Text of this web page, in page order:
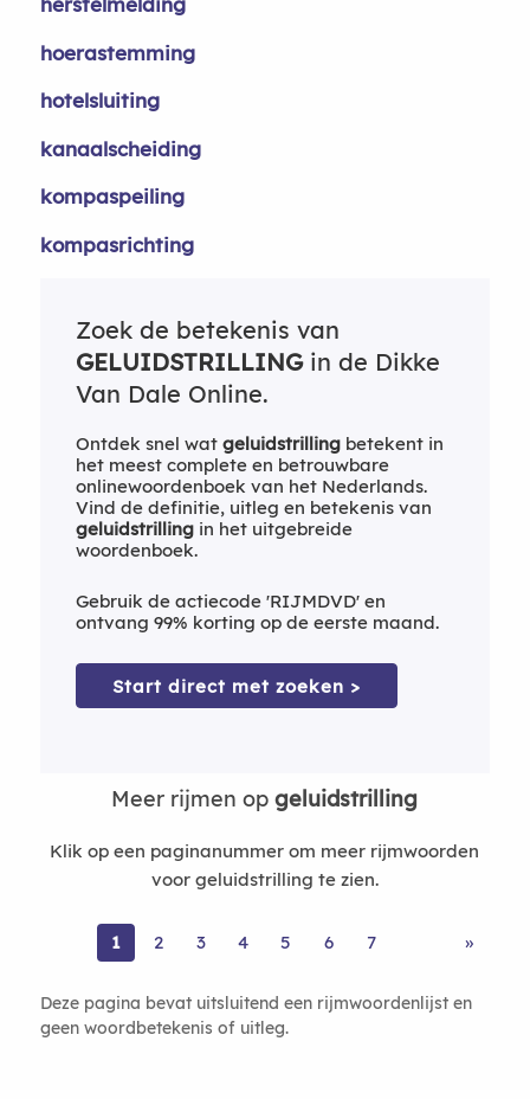
hoerastemming
hotelsluiting
kanaalscheiding
kompaspeiling
kompasrichting
Zoek de betekenis van
GELUIDSTRILLINGin de Dikke
Van Dale Online.
Ontdek snel wat geluidstrillingbetekent in
het meest complete en betrouwbare
onlinewoordenboek van het Nederlands.
Vind de definitie, uitleg en betekenis van
geluidstrillingin het uitgebreide
woordenboek.
Gebruik de actiecode 'RIJMDVD' en
ontvang 99% korting op de eerste maand.
Start direct met zoeken >
Meer rijmen opgeluidstrilling
Klik op een paginanummer om meer rijmwoorden
voor geluidstrilling te zien.
1 2 3 4 5 6 7 »
Deze pagina bevat uitsluitend een rijmwoordenlijst en
geen woordbetekenis of uitleg.